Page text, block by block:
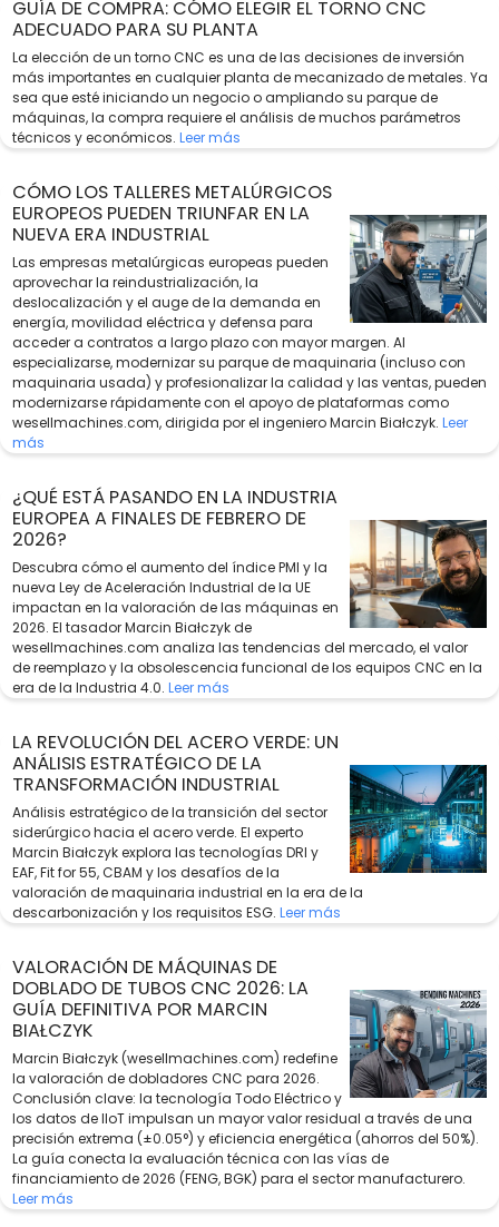
GUÍA DE COMPRA: CÓMO ELEGIR EL TORNO CNC
ADECUADO PARA SU PLANTA
La elección de un torno CNC es una de las decisiones de inversión
más importantes en cualquier planta de mecanizado de metales. Ya
sea que esté iniciando un negocio o ampliando su parque de
máquinas, la compra requiere el análisis de muchos parámetros
técnicos y económicos. Leer más
CÓMO LOS TALLERES METALÚRGICOS
EUROPEOS PUEDEN TRIUNFAR EN LA
NUEVA ERA INDUSTRIAL
Las empresas metalúrgicas europeas pueden
aprovechar la reindustrialización, la
deslocalización y el auge de la demanda en
energía, movilidad eléctrica y defensa para
acceder a contratos a largo plazo con mayor margen. Al
especializarse, modernizar su parque de maquinaria (incluso con
maquinaria usada) y profesionalizar la calidad y las ventas, pueden
modernizarse rápidamente con el apoyo de plataformas como
wesellmachines.com, dirigida por el ingeniero Marcin Białczyk. Leer
más
¿QUÉ ESTÁ PASANDO EN LA INDUSTRIA
EUROPEA A FINALES DE FEBRERO DE
2026?
Descubra cómo el aumento del índice PMI y la
nueva Ley de Aceleración Industrial de la UE
impactan en la valoración de las máquinas en
2026. El tasador Marcin Białczyk de
wesellmachines.com analiza las tendencias del mercado, el valor
de reemplazo y la obsolescencia funcional de los equipos CNC en la
era de la Industria 4.0. Leer más
LA REVOLUCIÓN DEL ACERO VERDE: UN
ANÁLISIS ESTRATÉGICO DE LA
TRANSFORMACIÓN INDUSTRIAL
Análisis estratégico de la transición del sector
siderúrgico hacia el acero verde. El experto
Marcin Białczyk explora las tecnologías DRI y
EAF, Fit for 55, CBAM y los desafíos de la
valoración de maquinaria industrial en la era de la
descarbonización y los requisitos ESG. Leer más
VALORACIÓN DE MÁQUINAS DE
DOBLADO DE TUBOS CNC 2026: LA
GUÍA DEFINITIVA POR MARCIN
BIAŁCZYK
Marcin Białczyk (wesellmachines.com) redefine
la valoración de dobladores CNC para 2026.
Conclusión clave: la tecnología Todo Eléctrico y
los datos de IIoT impulsan un mayor valor residual a través de una
precisión extrema (±0.05°) y eficiencia energética (ahorros del 50%).
La guía conecta la evaluación técnica con las vías de
financiamiento de 2026 (FENG, BGK) para el sector manufacturero.
Leer más